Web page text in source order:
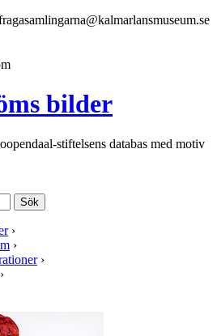
bilder
stiftelsens databas med motiv
Sök
›
›
›
›